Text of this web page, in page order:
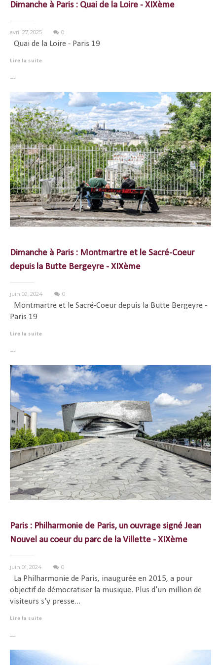
Dimanche à Paris : Quai de la Loire - XIXème
avril 27, 2025 0
Quai de la Loire - Paris 19
Lire la suite
...
Dimanche à Paris : Montmartre et le Sacré-Coeur
depuis la Butte Bergeyre - XIXème
juin 02, 2024 0
Montmartre et le Sacré-Coeur depuis la Butte Bergeyre -
Paris 19
Lire la suite
...
Paris : Philharmonie de Paris, un ouvrage signé Jean
Nouvel au coeur du parc de la Villette - XIXème
juin 01, 2024 0
La Philharmonie de Paris, inaugurée en 2015, a pour
objectif de démocratiser la musique. Plus d'un million de
visiteurs s'y presse...
Lire la suite
...